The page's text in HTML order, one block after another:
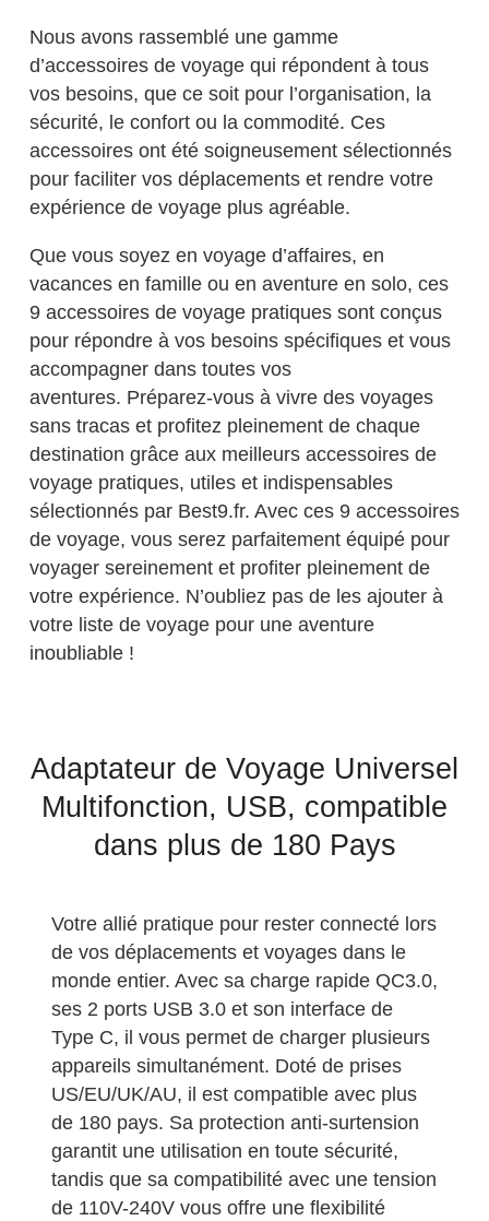
Nous avons rassemblé une gamme
d’accessoires de voyage qui répondent à tous
vos besoins, que ce soit pour l’organisation, la
sécurité, le confort ou la commodité. Ces
accessoires ont été soigneusement sélectionnés
pour faciliter vos déplacements et rendre votre
expérience de voyage plus agréable.
Que vous soyez en voyage d’affaires, en
vacances en famille ou en aventure en solo, ces
9 accessoires de voyage pratiques sont conçus
pour répondre à vos besoins spécifiques et vous
accompagner dans toutes vos
aventures. Préparez-vous à vivre des voyages
sans tracas et profitez pleinement de chaque
destination grâce aux meilleurs accessoires de
voyage pratiques, utiles et indispensables
sélectionnés par Best9.fr. Avec ces 9 accessoires
de voyage, vous serez parfaitement équipé pour
voyager sereinement et profiter pleinement de
votre expérience. N’oubliez pas de les ajouter à
votre liste de voyage pour une aventure
inoubliable !
Adaptateur de Voyage Universel
Multifonction, USB, compatible
dans plus de 180 Pays
Votre allié pratique pour rester connecté lors
de vos déplacements et voyages dans le
monde entier. Avec sa charge rapide QC3.0,
ses 2 ports USB 3.0 et son interface de
Type C, il vous permet de charger plusieurs
appareils simultanément. Doté de prises
US/EU/UK/AU, il est compatible avec plus
de 180 pays. Sa protection anti-surtension
garantit une utilisation en toute sécurité,
tandis que sa compatibilité avec une tension
de 110V-240V vous offre une flexibilité